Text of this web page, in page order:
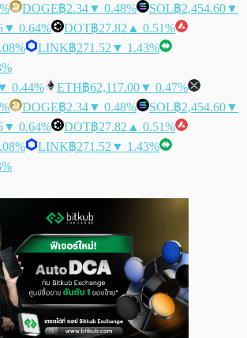
DOGE฿2.34▼ 0.48% SOL฿2,454.60▼
▼ 0.64% DOT฿27.82 ▲ 0.51%
LINK฿271.52 ▼ 1.43%
0.44% ETH฿62,117.00▼ 0.47%
DOGE฿2.34▼ 0.48% SOL฿2,454.60▼
▼ 0.64% DOT฿27.82 ▲ 0.51%
LINK฿271.52 ▼ 1.43%